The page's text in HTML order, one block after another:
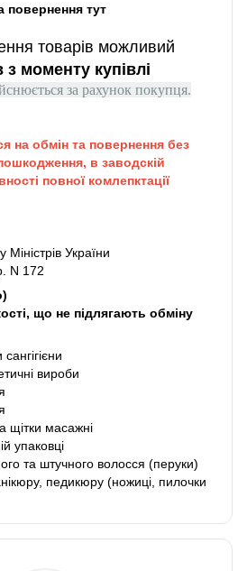
повернення тут
товарів можливий
з моменту купівлі
за рахунок покупця.
на обмін та повернення без
в заводскій
повної комлепктації
України
N 172
що не підлягають обміну
вироби
щітки масажні
упаковці
та штучного волосся (перуки)
педикюру (ножиці, пилочки